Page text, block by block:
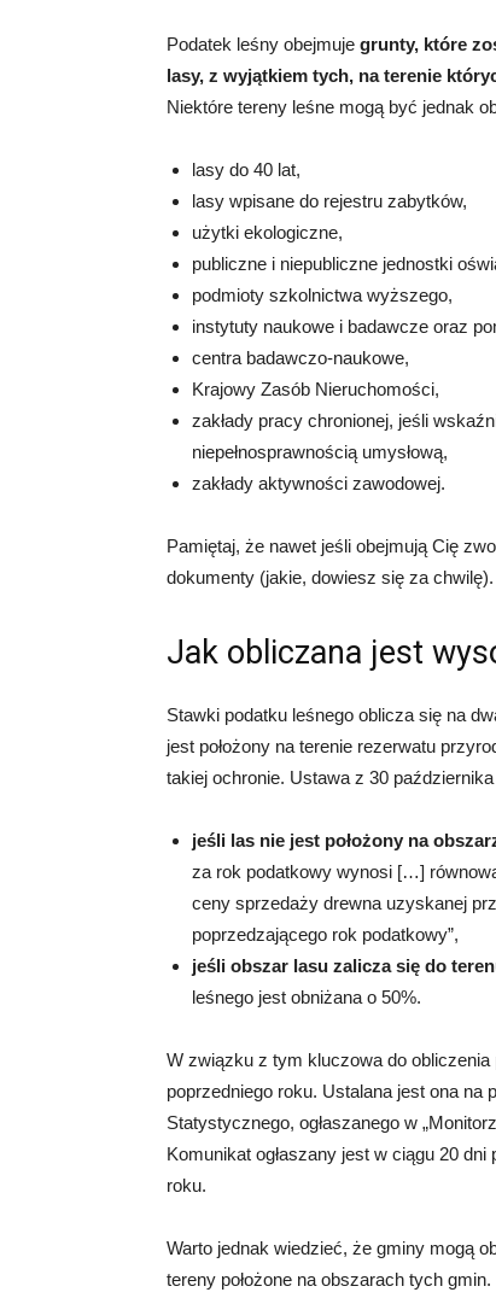
Podatek leśny obejmuje grunty, które
lasy, z wyjątkiem tych, na terenie
Niektóre tereny leśne mogą być jednak
lasy do 40 lat,
lasy wpisane do rejestru zabytków,
użytki ekologiczne,
publiczne i niepubliczne jednostki
podmioty szkolnictwa wyższego,
instytuty naukowe i badawcze oraz
centra badawczo-naukowe,
Krajowy Zasób Nieruchomości,
zakłady pracy chronionej, jeśli
niepełnosprawnością umysłową,
zakłady aktywności zawodowej.
Pamiętaj, że nawet jeśli obejmują Cię
dokumenty (jakie, dowiesz się za chwilę).
Jak obliczana jest
Stawki podatku leśnego oblicza się na
jest położony na terenie rezerwatu
takiej ochronie. Ustawa z 30
jeśli las nie jest położony na
za rok podatkowy wynosi […]
ceny sprzedaży drewna uzyskanej
poprzedzającego rok podatkowy”,
jeśli obszar lasu zalicza się do
leśnego jest obniżana o 50%.
W związku z tym kluczowa do
poprzedniego roku. Ustalana jest ona na
Statystycznego, ogłaszanego w
Komunikat ogłaszany jest w ciągu 20
roku.
Warto jednak wiedzieć, że gminy mogą
tereny położone na obszarach tych gmin.